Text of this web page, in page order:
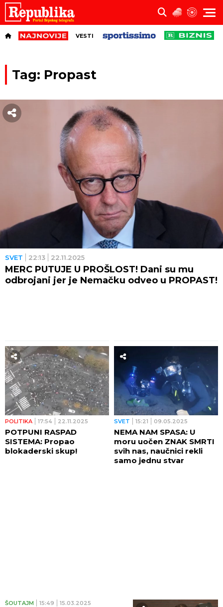
VESTI
Tag: Propast
SVET 22:13 22.11.2025
MERC PUTUJE U PROŠLOST! Dani su mu
odbrojani jer je Nemačku odveo u PROPAST!
POLITIKA 17:54 22.11.2025
POTPUNI RASPAD
SISTEMA: Propao
blokaderski skup!
SVET 15:21 09.05.2025
NEMA NAM SPASA: U
moru uočen ZNAK SMRTI
svih nas, naučnici rekli
samo jednu stvar
ŠOUTAJM 15:49 15.03.2025